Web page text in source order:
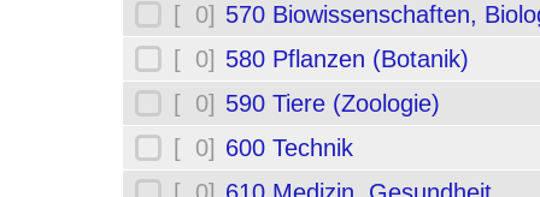
[ 0] 570 Biowissenschaften,
[ 0] 580 Pflanzen (Botanik)
[ 0] 590 Tiere (Zoologie)
[ 0] 600 Technik